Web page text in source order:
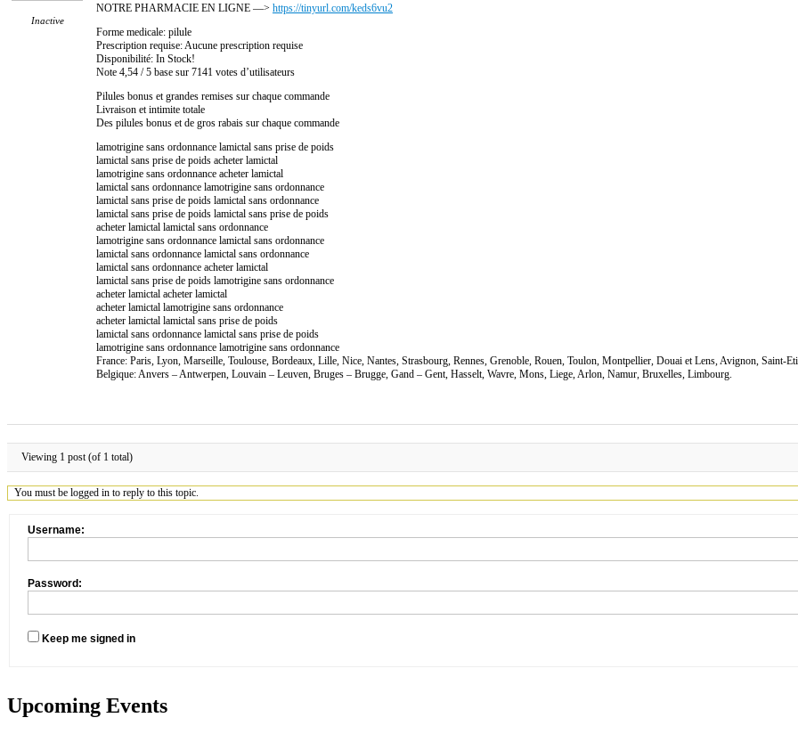
Inactive
NOTRE PHARMACIE EN LIGNE —> https://tinyurl.com/keds6vu2
Forme medicale: pilule
Prescription requise: Aucune prescription requise
Disponibilité: In Stock!
Note 4,54 / 5 base sur 7141 votes d’utilisateurs
Pilules bonus et grandes remises sur chaque commande
Livraison et intimite totale
Des pilules bonus et de gros rabais sur chaque commande
lamotrigine sans ordonnance lamictal sans prise de poids
lamictal sans prise de poids acheter lamictal
lamotrigine sans ordonnance acheter lamictal
lamictal sans ordonnance lamotrigine sans ordonnance
lamictal sans prise de poids lamictal sans ordonnance
lamictal sans prise de poids lamictal sans prise de poids
acheter lamictal lamictal sans ordonnance
lamotrigine sans ordonnance lamictal sans ordonnance
lamictal sans ordonnance lamictal sans ordonnance
lamictal sans ordonnance acheter lamictal
lamictal sans prise de poids lamotrigine sans ordonnance
acheter lamictal acheter lamictal
acheter lamictal lamotrigine sans ordonnance
acheter lamictal lamictal sans prise de poids
lamictal sans ordonnance lamictal sans prise de poids
lamotrigine sans ordonnance lamotrigine sans ordonnance
France: Paris, Lyon, Marseille, Toulouse, Bordeaux, Lille, Nice, Nantes, Strasbourg, Rennes, Grenoble, Rouen, Toulon, Montpellier, Douai et Lens, Avignon, Saint-
Belgique: Anvers – Antwerpen, Louvain – Leuven, Bruges – Brugge, Gand – Gent, Hasselt, Wavre, Mons, Liege, Arlon, Namur, Bruxelles, Limbourg.
Viewing 1 post (of 1 total)
You must be logged in to reply to this topic.
Username:
Password:
Keep me signed in
Upcoming Events